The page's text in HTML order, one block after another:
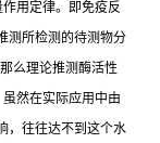
用定律。即免疫反
测所检测的待测物分
么理论推测酶活性
虽然在实际应用中由
，往往达不到这个水